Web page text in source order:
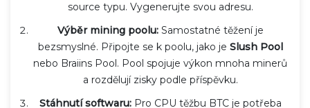
source typu. Vygenerujte svou adresu.
Výběr mining poolu:Samostatné těžení je
bezsmyslné. Připojte se k poolu, jako je Slush Pool
nebo Braiins Pool . Pool spojuje výkon mnoha minerů
a rozdělují zisky podle příspěvku.
Stáhnutí softwaru:Pro CPU těžbu BTC je potřeba